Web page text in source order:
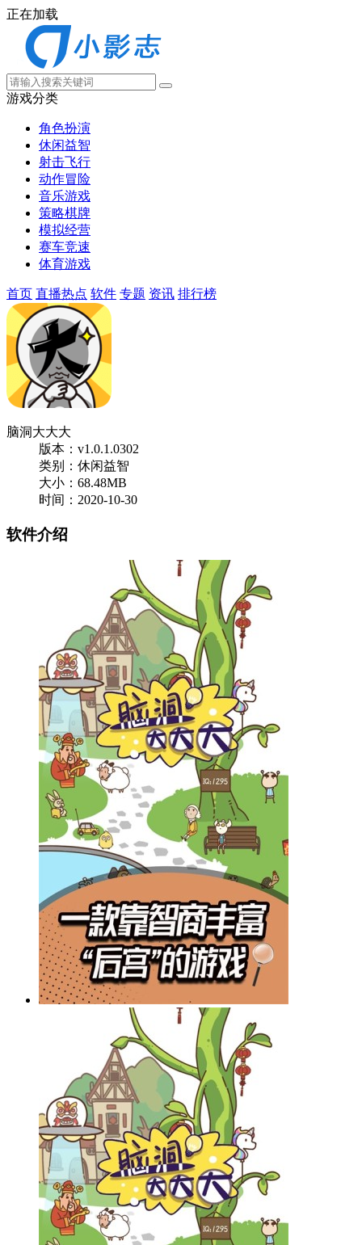
正在加载
游戏分类
角色扮演
休闲益智
射击飞行
动作冒险
音乐游戏
策略棋牌
模拟经营
赛车竞速
体育游戏
首页 直播热点 软件 专题 资讯 排行榜
脑洞大大大
版本：v1.0.1.0302
类别：休闲益智
大小：68.48MB
时间：2020-10-30
软件介绍